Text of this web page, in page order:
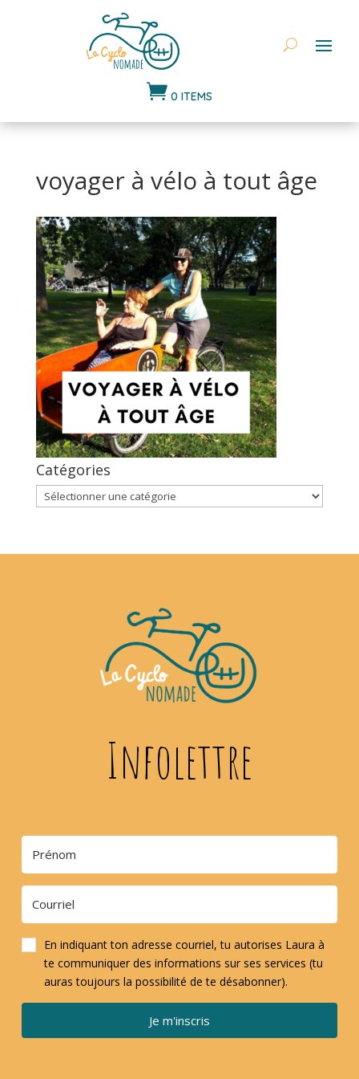
 0 ITEMS
voyager à vélo à tout âge
Catégories
Catégories
Infolettre
En indiquant ton adresse courriel, tu autorises Laura à
te communiquer des informations sur ses services (tu
auras toujours la possibilité de te désabonner).
Je m'inscris